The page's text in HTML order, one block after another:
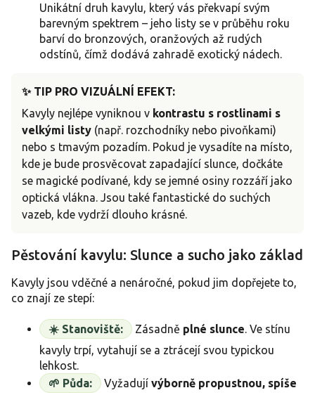
Unikátní druh kavylu, který vás překvapí svým
barevným spektrem – jeho listy se v průběhu roku
barví do bronzových, oranžových až rudých
odstínů, čímž dodává zahradě exotický nádech.
✨ TIP PRO VIZUÁLNÍ EFEKT:
Kavyly nejlépe vyniknou v kontrastu s rostlinami s
velkými listy (např. rozchodníky nebo pivoňkami)
nebo s tmavým pozadím. Pokud je vysadíte na místo,
kde je bude prosvěcovat zapadající slunce, dočkáte
se magické podívané, kdy se jemné osiny rozzáří jako
optická vlákna. Jsou také fantastické do suchých
vazeb, kde vydrží dlouho krásné.
Pěstování kavylu: Slunce a sucho jako základ
Kavyly jsou vděčné a nenáročné, pokud jim dopřejete to,
co znají ze stepí:
☀️ Stanoviště: Zásadně plné slunce . Ve stínu
kavyly trpí, vytahují se a ztrácejí svou typickou
lehkost.
🌱 Půda:
Vyžadují výborně propustnou, spíše